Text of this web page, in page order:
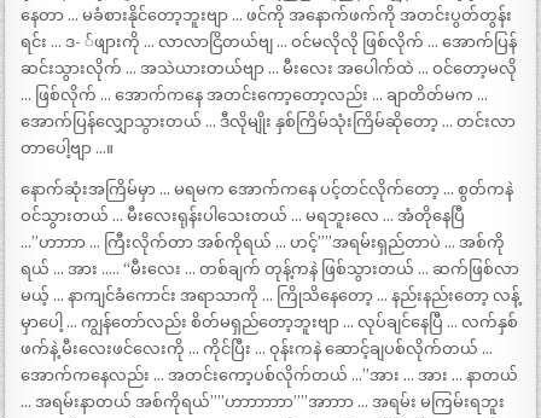
နေတာ … မခံစားနိုင်တော့ဘူးဗျာ … ဖင်ကို အနောက်ဖက်ကို အတင်းပွတ်တွန်း
ရင်း … ဒ- ်ဖျားကို … လာလာငြိတယ်ဗျ … ဝင်မလိုလို ဖြစ်လိုက် … အောက်ပြန်
ဆင်းသွားလိုက် … အသဲယားတယ်ဗျာ … မီးလေး အပေါက်ထဲ … ဝင်တော့မလို
… ဖြစ်လိုက် … အောက်ကနေ အတင်းကော့တော့လည်း … ချာတိတ်မက …
အောက်ပြန်လျှောသွားတယ် … ဒီလိုမျိုး နှစ်ကြိမ်သုံးကြိမ်ဆိုတော့ … တင်းလာ
တာပေါ့ဗျာ …။
နောက်ဆုံးအကြိမ်မှာ … မရမက အောက်ကနေ ပင့်တင်လိုက်တော့ … စွတ်ကနဲ
ဝင်သွားတယ် … မီးလေးရုန်းပါသေးတယ် … မရဘူးလေ … အံတိုနေပြီ
…”ဟာာာာ … ကြီးလိုက်တာ အစ်ကိုရယ် … ဟင့်””အရမ်းရှည်တာပဲ … အစ်ကို
ရယ် … အား ….. “မီးလေး … တစ်ချက် တုန့်ကနဲ ဖြစ်သွားတယ် … ဆက်ဖြစ်လာ
မယ့် … နာကျင်ခံကောင်း အရာသာကို … ကြိုသိနေတော့ … နည်းနည်းတော့ လန့်
မှာပေါ့ … ကျွန်တော်လည်း စိတ်မရှည်တော့ဘူးဗျာ … လုပ်ချင်နေပြီ … လက်နှစ်
ဖက်နဲ့ မီးလေးဖင်လေးကို … ကိုင်ပြီး … ဝုန်းကနဲ ဆောင့်ချပစ်လိုက်တယ် …
အောက်ကနေလည်း … အတင်းကော့ပစ်လိုက်တယ် …”အား … အား … နာတယ်
… အရမ်းနာတယ် အစ်ကိုရယ်””ဟာာာာာာာ””အာာာာ … အရမ်း မကြမ်းရဘူး